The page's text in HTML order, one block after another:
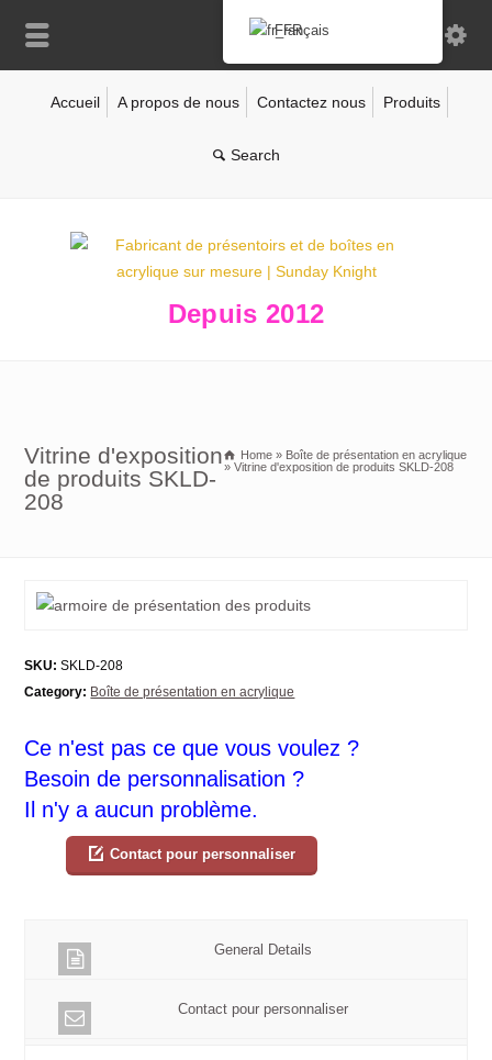
Accueil A propos de nous Contactez nous Produits
Depuis 2012
Vitrine d'exposition
de produits SKLD-
208
Home » Boîte de présentation en acrylique
» Vitrine d'exposition de produits SKLD-208
SKU: SKLD-208
Category: Boîte de présentation en acrylique
Ce n'est pas ce que vous voulez ?
Besoin de personnalisation ?
Il n'y a aucun problème.
Contact pour personnaliser
General Details
Contact pour personnaliser
Français